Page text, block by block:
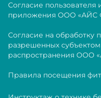
Согласие пользователя
приложения ООО «АЙС
Согласие на обработку
разрешенных
распространения ООО
Правила посещения